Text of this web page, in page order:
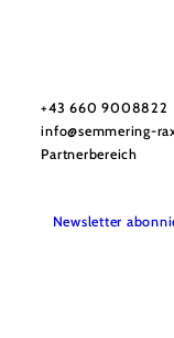
+43 660 9008822
info@semmering-
Partnerbereich
Newsletter